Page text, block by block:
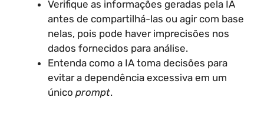
Verifique as informações geradas pela IA
antes de compartilhá-las ou agir com base
nelas, pois pode haver imprecisões nos
dados fornecidos para análise.
Entenda como a IA toma decisões para
evitar a dependência excessiva em um
único prompt.